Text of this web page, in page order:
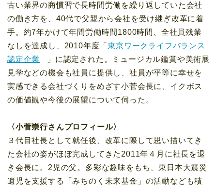
古い業界の商慣習で長時間労働を繰り返していた会社
の働き方を、40代で父親から会社を受け継ぎ改革に着
手。約7年かけて年間労働時間1800時間、全社員残業
なしを達成し、2010年度「東京ワークライフバランス
認定企業
」に認定された。ミュージカル鑑賞や美術展
見学などの機会も社員に提供し、社員が平等に幸せを
実感できる会社づくりをめざす小菅会長に、イクボス
の価値観や今後の展望について伺った。
〈小菅崇行さんプロフィール〉
３代目社長として就任後、改革に際して思い描いてき
た会社の姿がほぼ完成してきた2011年４月に社長を退
き会長に。2児の父。多彩な趣味をもち、東日本大震災
遺児を支援する「みちのく未来基金」の活動なども積